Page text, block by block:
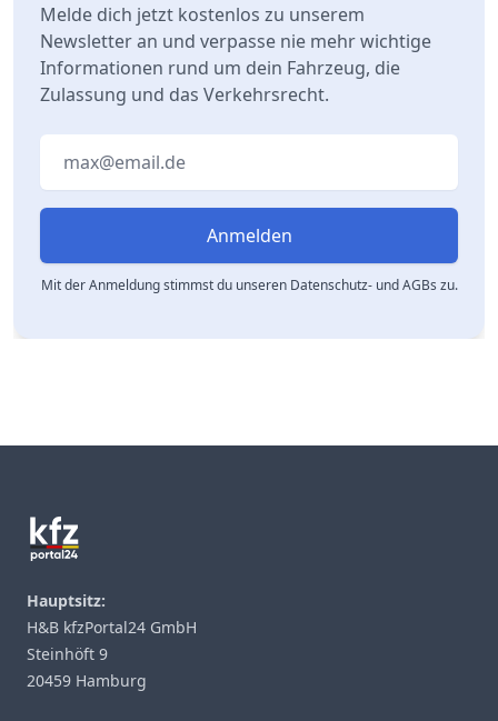
Melde dich jetzt kostenlos zu unserem
Newsletter an und verpasse nie mehr wichtige
Informationen rund um dein Fahrzeug, die
Zulassung und das Verkehrsrecht.
Anmelden
Mit der Anmeldung stimmst du unseren Datenschutz- und AGBs zu.
Hauptsitz:
H&B kfzPortal24 GmbH
Steinhöft 9
20459 Hamburg